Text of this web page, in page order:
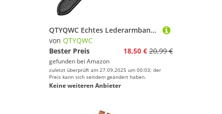
QTYQWC Echtes Lederarmband für Fossil CH2592 CH2564 CH2565 CH2891CH3051 Armband 22 mm Herren-Tablettarmband mit Nietenstil
von QTYQWC
Bester Preis
18,50 € 20,99 €
gefunden bei Amazon
zuletzt überprüft am 27.09.2025 um 00:03; der
Preis kann sich seitdem geändert haben.
Keine weiteren Anbieter